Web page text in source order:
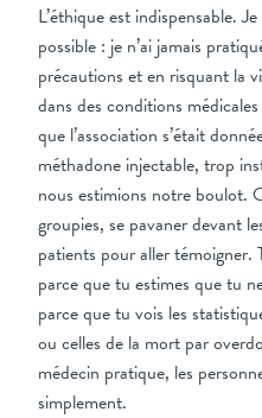
L’éthique est indispensable.
possible : je n’ai jamais
précautions et en risquant la
dans des conditions
que l’association s’était
méthadone injectable, trop
nous estimions notre boulot.
groupies, se pavaner devant
patients pour aller témoigner.
parce que tu estimes que tu
parce que tu vois les
ou celles de la mort par
médecin pratique, les
simplement.